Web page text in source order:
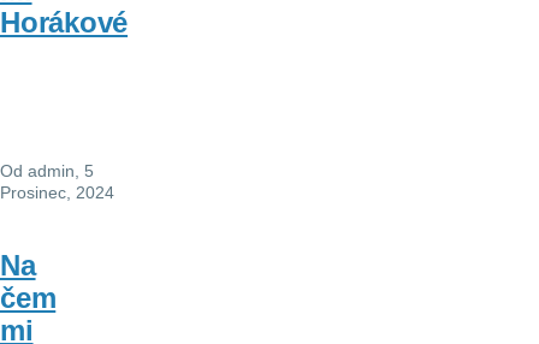
Horákové
Od admin, 5
Prosinec, 2024
Na
čem
mi